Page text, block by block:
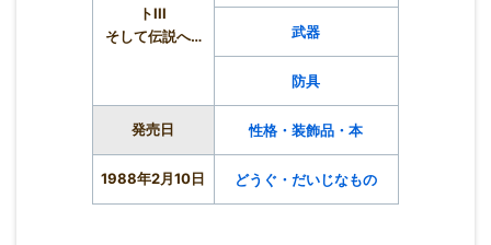
トIII
そして伝説へ…
武器
防具
発売日 性格・装飾品・本
1988年2月10日 どうぐ・だいじなもの